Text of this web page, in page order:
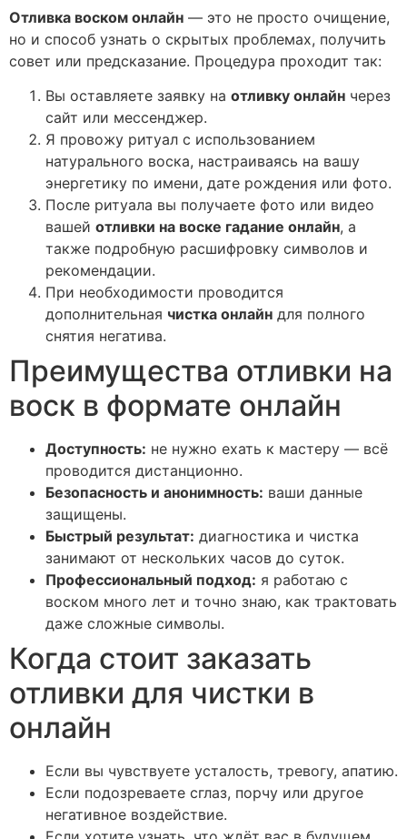
Отливка воском онлайн — это не просто очищение,
но и способ узнать о скрытых проблемах, получить
совет или предсказание. Процедура проходит так:
Вы оставляете заявку на отливку онлайн через
сайт или мессенджер.
Я провожу ритуал с использованием
натурального воска, настраиваясь на вашу
энергетику по имени, дате рождения или фото.
После ритуала вы получаете фото или видео
вашей отливки на воске гадание онлайн, а
также подробную расшифровку символов и
рекомендации.
При необходимости проводится
дополнительная чистка онлайн для полного
снятия негатива.
Преимущества отливки на
воск в формате онлайн
Доступность: не нужно ехать к мастеру — всё
проводится дистанционно.
Безопасность и анонимность: ваши данные
защищены.
Быстрый результат: диагностика и чистка
занимают от нескольких часов до суток.
Профессиональный подход: я работаю с
воском много лет и точно знаю, как трактовать
даже сложные символы.
Когда стоит заказать
отливки для чистки в
онлайн
Если вы чувствуете усталость, тревогу, апатию.
Если подозреваете сглаз, порчу или другое
негативное воздействие.